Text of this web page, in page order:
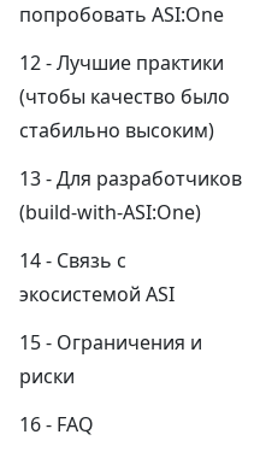
попробовать ASI:One
Лучшие практики
(чтобы качество было
стабильно высоким)
Для разработчиков
(build-with-ASI:One)
Связь с
экосистемой ASI
Ограничения и
риски
FAQ